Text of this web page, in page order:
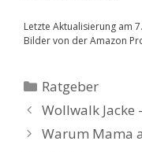
Letzte Aktualisierung am
Bilder von der Amazon
Kategorien
Ratgeber
Wollwalk Jacke
Warum Mama